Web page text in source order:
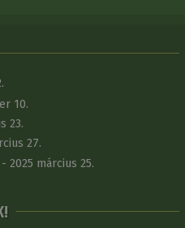
10.
23.
27.
- 2025 március 25.